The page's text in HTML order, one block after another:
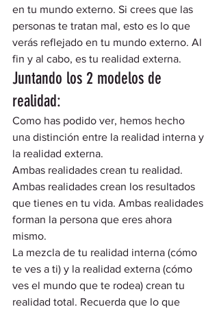
en tu mundo externo. Si crees que las
personas te tratan mal, esto es lo que
verás reflejado en tu mundo externo. Al
fin y al cabo, es tu realidad externa.
Juntando los 2 modelos de
realidad:
Como has podido ver, hemos hecho
una distinción entre la realidad interna y
la realidad externa.
Ambas realidades crean tu realidad.
Ambas realidades crean los resultados
que tienes en tu vida. Ambas realidades
forman la persona que eres ahora
mismo.
La mezcla de tu realidad interna (cómo
te ves a ti) y la realidad externa (cómo
ves el mundo que te rodea) crean tu
realidad total. Recuerda que lo que